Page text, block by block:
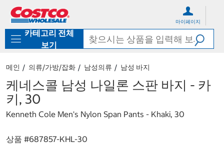
로
기
가
마이페이지
카테고리 전체
보기
메인 의류/가방/잡화 남성의류 남성 바지
케네스콜 남성 나일론 스판 바지 - 카
키, 30
Kenneth Cole Men's Nylon Span Pants - Khaki, 30
상품 #687857-KHL-30